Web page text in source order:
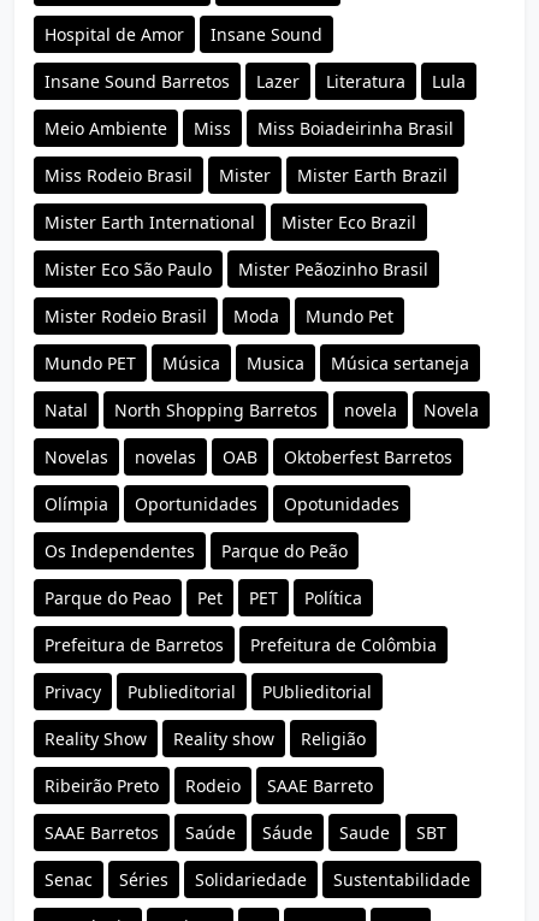
Hospital de Amor Insane Sound
Insane Sound Barretos Lazer Literatura Lula
Meio Ambiente Miss Miss Boiadeirinha Brasil
Miss Rodeio Brasil Mister Mister Earth Brazil
Mister Earth International Mister Eco Brazil
Mister Eco São Paulo Mister Peãozinho Brasil
Mister Rodeio Brasil Moda Mundo Pet
Mundo PET Música Musica Música sertaneja
Natal North Shopping Barretos novela Novela
Novelas novelas OAB Oktoberfest Barretos
Olímpia Oportunidades Opotunidades
Os Independentes Parque do Peão
Parque do Peao Pet PET Política
Prefeitura de Barretos Prefeitura de Colômbia
Privacy Publieditorial PUblieditorial
Reality Show Reality show Religião
Ribeirão Preto Rodeio SAAE Barreto
SAAE Barretos Saúde Sáude Saude SBT
Senac Séries Solidariedade Sustentabilidade